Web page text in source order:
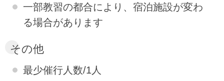
一部教習の都合により、宿泊施設が変わ
る場合があります
その他
最少催行人数/1人